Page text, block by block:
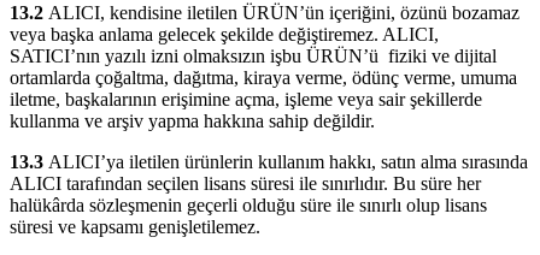
13.2 ALICI, kendisine iletilen ÜRÜN’ün içeriğini, özünü bozamaz
veya başka anlama gelecek şekilde değiştiremez. ALICI,
SATICI’nın yazılı izni olmaksızın işbu ÜRÜN’ü fiziki ve dijital
ortamlarda çoğaltma, dağıtma, kiraya verme, ödünç verme, umuma
iletme, başkalarının erişimine açma, işleme veya sair şekillerde
kullanma ve arşiv yapma hakkına sahip değildir.
13.3 ALICI’ya iletilen ürünlerin kullanım hakkı, satın alma sırasında
ALICI tarafından seçilen lisans süresi ile sınırlıdır. Bu süre her
halükârda sözleşmenin geçerli olduğu süre ile sınırlı olup lisans
süresi ve kapsamı genişletilemez.